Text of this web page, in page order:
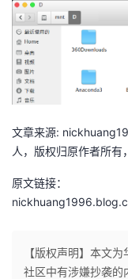
文章来源:
人，版权归原作者所有
原文链接：
【版权声明】本文
社区中有涉嫌抄袭的